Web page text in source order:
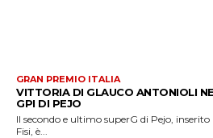
GRAN PREMIO ITALIA
VITTORIA DI GLAUCO ANTONIOLI
GPI DI PEJO
Il secondo e ultimo superG di Pejo,
Fisi, è...